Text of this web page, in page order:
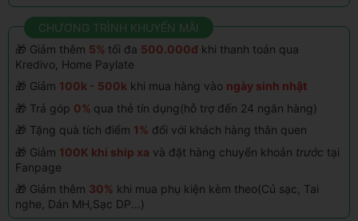
CHƯƠNG TRÌNH KHUYẾN MÃI
🎁 Giảm thêm 5% tối đa 500.000đ khi thanh toán qua
Kredivo, Home Paylate
🎁 Giảm 100k - 500k khi mua hàng vào ngày sinh nhật
🎁 Trả góp 0% qua thẻ tín dụng(hỗ trợ đến 24 ngân hàng)
🎁 Tặng quà tích điểm 1% đổi với khách hàng thân quen
🎁 Giảm 100K khi ship xa và đặt hàng chuyển khoản trước tại
Fanpage
🎁 Giảm thêm 30% khi mua phụ kiện kèm theo(Củ sạc, Tai
nghe, Dán MH,Sạc DP...)